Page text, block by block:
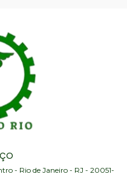
- Rio de Janeiro - RJ - 20051-